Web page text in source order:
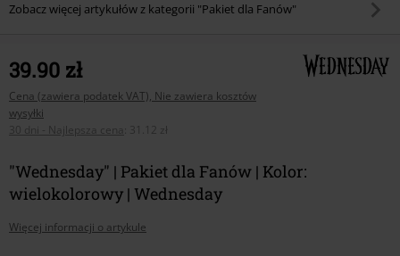
Zobacz więcej artykułów z kategorii "Pakiet dla Fanów"
39.90 zł
Cena (zawiera podatek VAT), Nie zawiera kosztów
wysyłki
30 dni - Najlepsza cena
31.12 zł
"Wednesday" | Pakiet dla Fanów | Kolor:
wielokolorowy | Wednesday
Więcej informacji o artykule